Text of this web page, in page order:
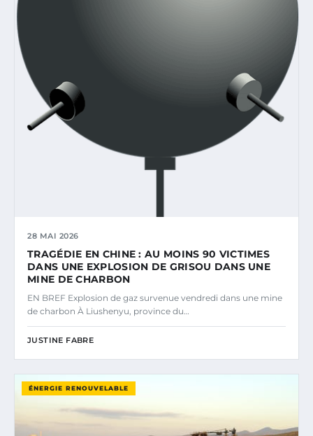
28 MAI 2026
TRAGÉDIE EN CHINE : AU MOINS 90 VICTIMES
DANS UNE EXPLOSION DE GRISOU DANS UNE
MINE DE CHARBON
EN BREF Explosion de gaz survenue vendredi dans une mine
de charbon À Liushenyu, province du…
JUSTINE FABRE
ÉNERGIE RENOUVELABLE